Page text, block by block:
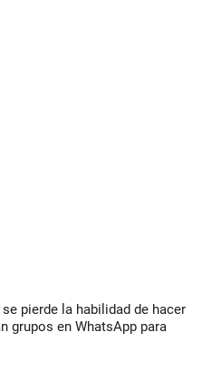
pierde la habilidad de hacer
grupos en WhatsApp para